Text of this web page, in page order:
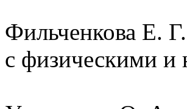
Фильченкова Е.
с физическими